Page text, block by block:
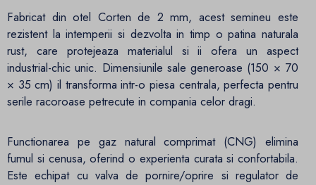
Fabricat din otel Corten de 2 mm, acest semineu este
rezistent la intemperii si dezvolta in timp o patina naturala
rust, care protejeaza materialul si ii ofera un aspect
industrial-chic unic. Dimensiunile sale generoase (150 × 70
× 35 cm) il transforma intr-o piesa centrala, perfecta pentru
serile racoroase petrecute in compania celor dragi.
Functionarea pe gaz natural comprimat (CNG) elimina
fumul si cenusa, oferind o experienta curata si confortabila.
Este echipat cu valva de pornire/oprire si regulator de